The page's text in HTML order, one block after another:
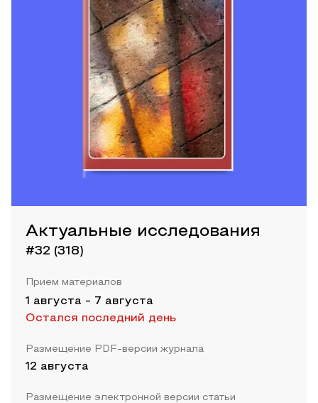
Актуальные исследования
#32 (318)
Прием материалов
1 августа - 7 августа
Остался последний день
Размещение PDF-версии журнала
12 августа
Размещение электронной версии статьи